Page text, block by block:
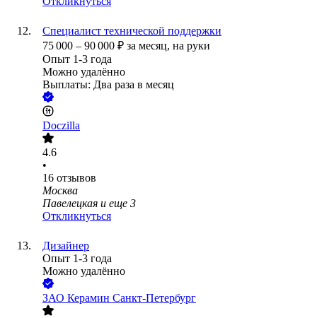
Специалист технической поддержки
75 000 – 90 000 ₽ за месяц, на руки
Опыт 1-3 года
Можно удалённо
Выплаты: Два раза в месяц
Doczilla
4.6
•
16 отзывов
Москва
Павелецкая и еще 3
Откликнуться
Дизайнер
Опыт 1-3 года
Можно удалённо
ЗАО Керамин Санкт-Петербург